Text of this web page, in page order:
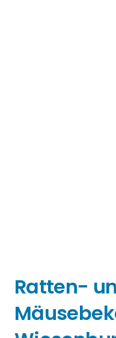
Ratten-